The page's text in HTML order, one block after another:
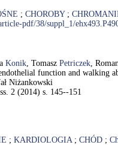
; CHOROBY;
pdf/38/suppl_1/
Konik, Tomasz Petriczek,
function and walking
Niżankowski
2 (2014) s. 145--151
; KARDIOLOGIA; CHÓD ;